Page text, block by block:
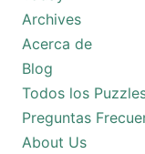
Archives
Acerca de
Blog
Todos los
Preguntas
About Us